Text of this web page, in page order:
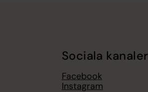
Sociala kanaler
Facebook
Instagram